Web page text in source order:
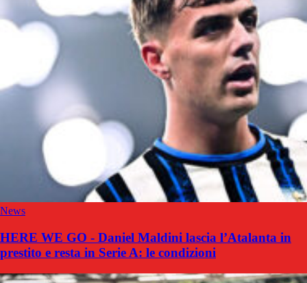
News
HERE WE GO - Daniel Maldini lascia l’Atalanta in
prestito e resta in Serie A: le condizioni